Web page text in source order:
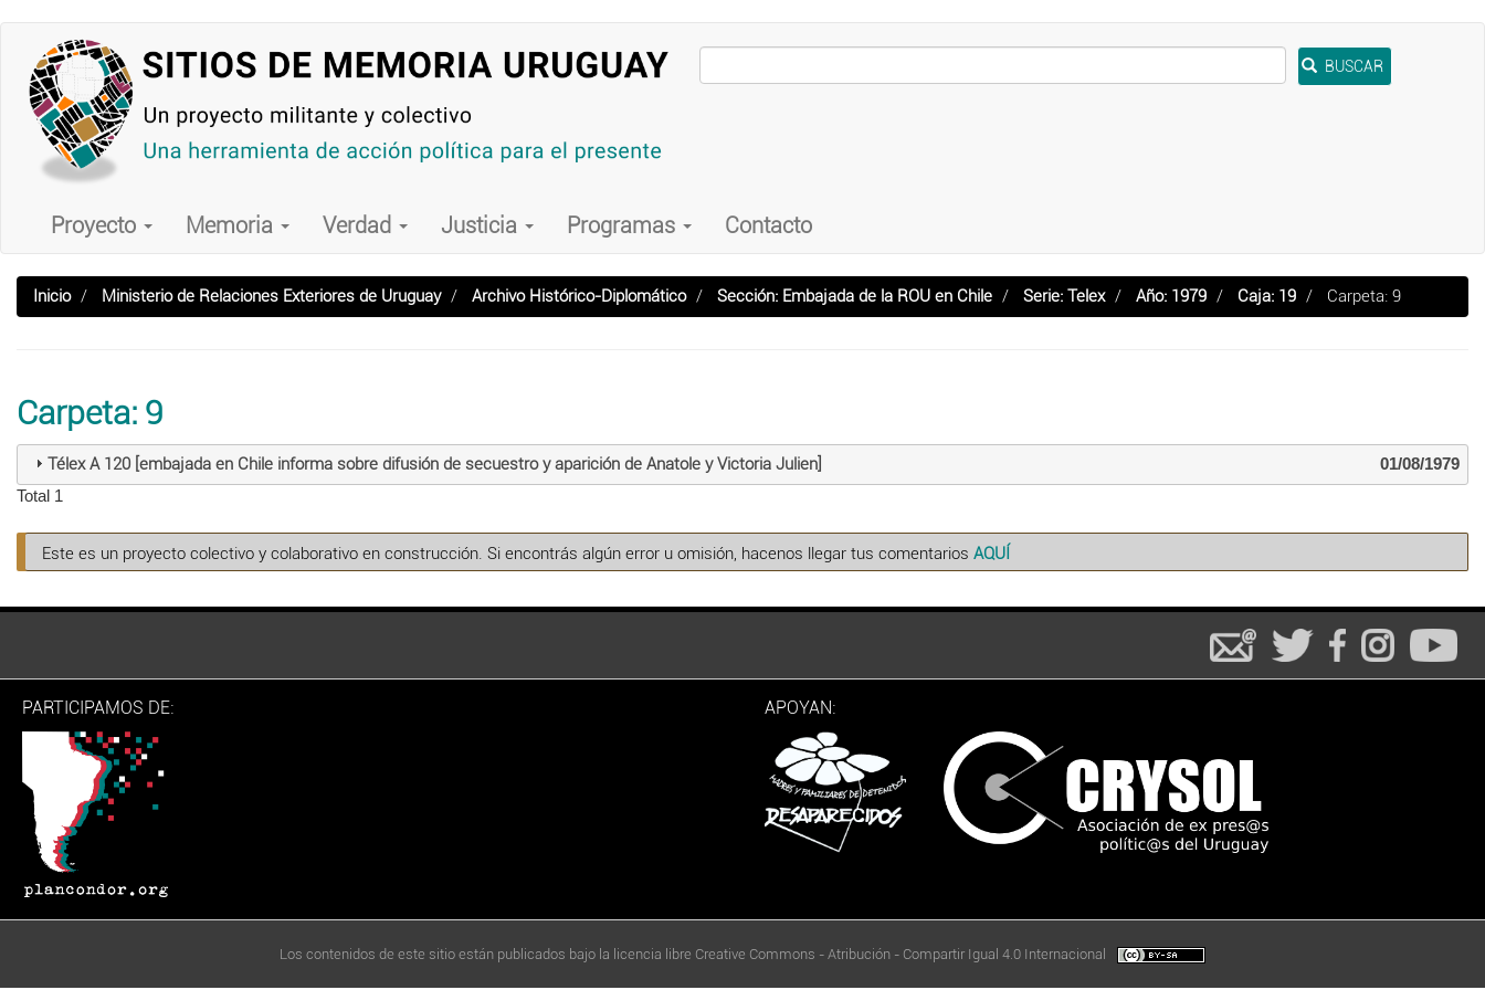
contenido
principal
BUSCAR
Main
navigation
Proyecto Memoria Verdad Justicia Programas Contacto
Inicio Ministerio de Relaciones Exteriores de Uruguay Archivo Histórico-Diplomático Sección: Embajada de la ROU en Chile Serie: Telex Año: 1979 Caja: 19 Carpeta: 9
Carpeta: 9
Télex A 120 [embajada en Chile informa sobre difusión de secuestro y aparición de Anatole y Victoria Julien]
01/08/1979
Total 1
Este es un proyecto colectivo y colaborativo en construcción. Si encontrás algún error u omisión, hacenos llegar tus comentarios AQUÍ
PARTICIPAMOS DE: APOYAN:
Los contenidos de este sitio están publicados bajo la licencia libre Creative Commons - Atribución - Compartir Igual 4.0 Internacional